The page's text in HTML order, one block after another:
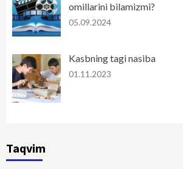
omillarini bilamizmi?
05.09.2024
Kasbning tagi nasiba
01.11.2023
Taqvim